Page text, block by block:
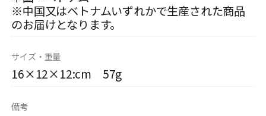
※中国又はベトナムいずれかで生産された商品
のお届けとなります。
サイズ・重量
16×12×12:cm 57g
備考